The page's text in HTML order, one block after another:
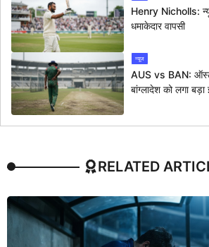
Henry Nicholls:
धमाकेदार वापसी
न्यूज
AUS vs BAN:
बांग्लादेश को लगा
RELATED